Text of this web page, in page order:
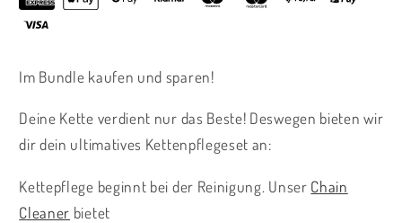
Im Bundle kaufen und sparen!
Deine Kette verdient nur das Beste! Deswegen bieten wir
dir dein ultimatives Kettenpflegeset an:
Kettepflege beginnt bei der Reinigung. Unser Chain
Cleaner bietet